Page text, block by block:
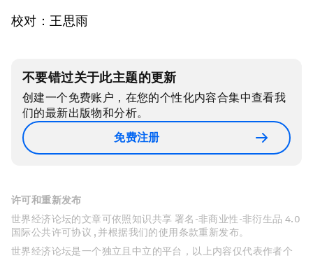
校对：王思雨
不要错过关于此主题的更新
创建一个免费账户，在您的个性化内容合集中查看我
们的最新出版物和分析。
免费注册
许可和重新发布
世界经济论坛的文章可依照知识共享 署名-非商业性-非衍生品 4.0
国际公共许可协议 , 并根据我们的使用条款重新发布。
世界经济论坛是一个独立且中立的平台，以上内容仅代表作者个